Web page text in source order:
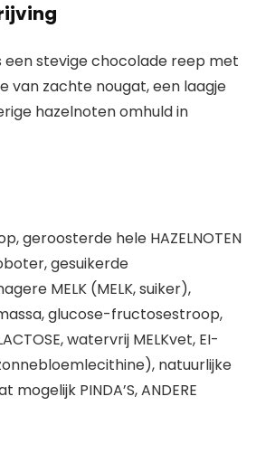
een stevige chocolade reep met
van zachte nougat, een laagje
hazelnoten omhuld in
geroosterde hele HAZELNOTEN
gesuikerde
MELK (MELK, suiker),
glucose-fructosestroop,
watervrij MELKvet, EI-
natuurlijke
PINDA’S, ANDERE